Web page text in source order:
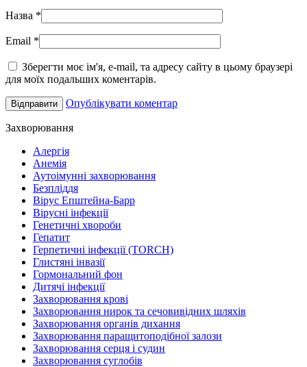
Назва *
Email *
Зберегти моє ім'я, e-mail, та адресу сайту в цьому браузері
для моїх подальших коментарів.
Опублікувати коментар
Захворювання
Алергія
Анемія
Аутоімунні захворювання
Безпліддя
Вірус Епштейна-Барр
Вірусні інфекції
Генетичні хвороби
Гепатит
Герпетичні інфекції (TORCH)
Глистяні інвазії
Гормональний фон
Дитячі інфекції
Захворювання крові
Захворювання нирок та сечовивідних шляхів
Захворювання органів дихання
Захворювання паращитоподібної залози
Захворювання серця і судин
Захворювання суглобів